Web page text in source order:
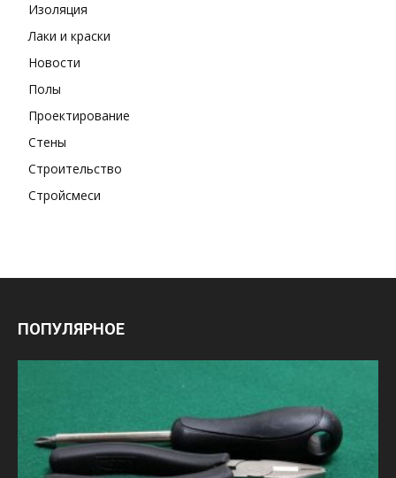
Изоляция
Лаки и краски
Новости
Полы
Проектирование
Стены
Строительство
Стройсмеси
ПОПУЛЯРНОЕ